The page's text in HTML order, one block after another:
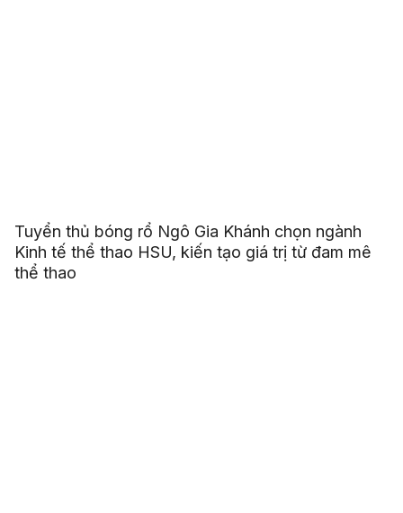
Tuyển thủ bóng rổ Ngô Gia Khánh chọn ngành
Kinh tế thể thao HSU, kiến tạo giá trị từ đam mê
thể thao